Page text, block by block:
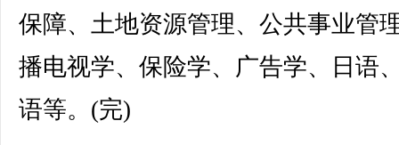
保障、土地资源管理、公共事业管
播电视学、保险学、广告学、日语
语等。(完)